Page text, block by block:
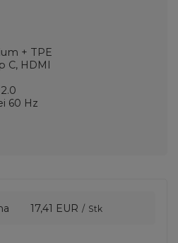
+ TPE
C, HDMI
60 Hz
17,41 EUR / Stk